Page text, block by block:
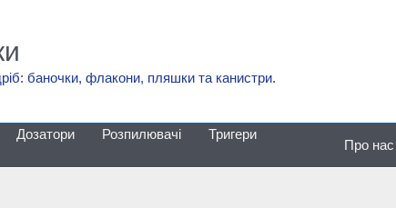
баночки, флакони, пляшки та канистри.
Дозатори Розпилювачі
Тригери
Про нас